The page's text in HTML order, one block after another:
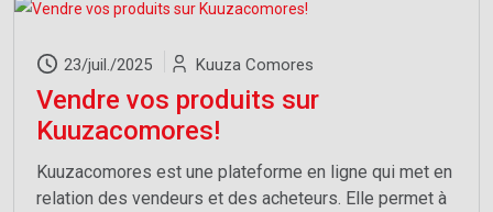
23/juil./2025 Kuuza Comores
Vendre vos produits sur
Kuuzacomores!
Kuuzacomores est une plateforme en ligne qui met en
relation des vendeurs et des acheteurs. Elle permet à